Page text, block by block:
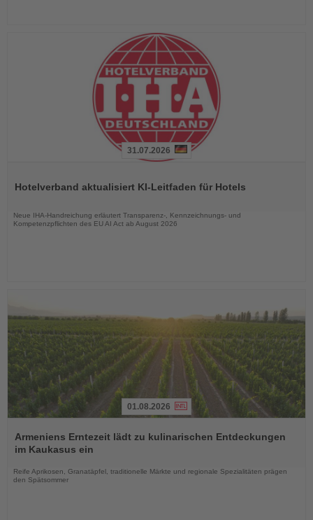
die
31.07.2026
Hotelverband aktualisiert KI-Leitfaden für Hotels
Neue IHA-Handreichung erläutert Transparenz-, Kennzeichnungs- und
Kompetenzpflichten des EU AI Act ab August 2026
Sie
die
01.08.2026
Armeniens Erntezeit lädt zu kulinarischen Entdeckungen
im Kaukasus ein
Reife Aprikosen, Granatäpfel, traditionelle Märkte und regionale Spezialitäten prägen
den Spätsommer